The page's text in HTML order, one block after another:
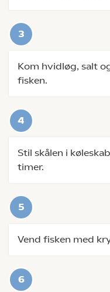
Kom hvidløg, salt
fisken.
Stil skålen i
timer.
Vend fisken med